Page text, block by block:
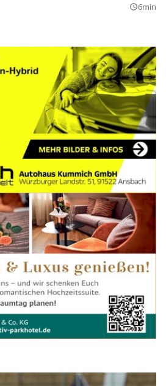
query_builder6min